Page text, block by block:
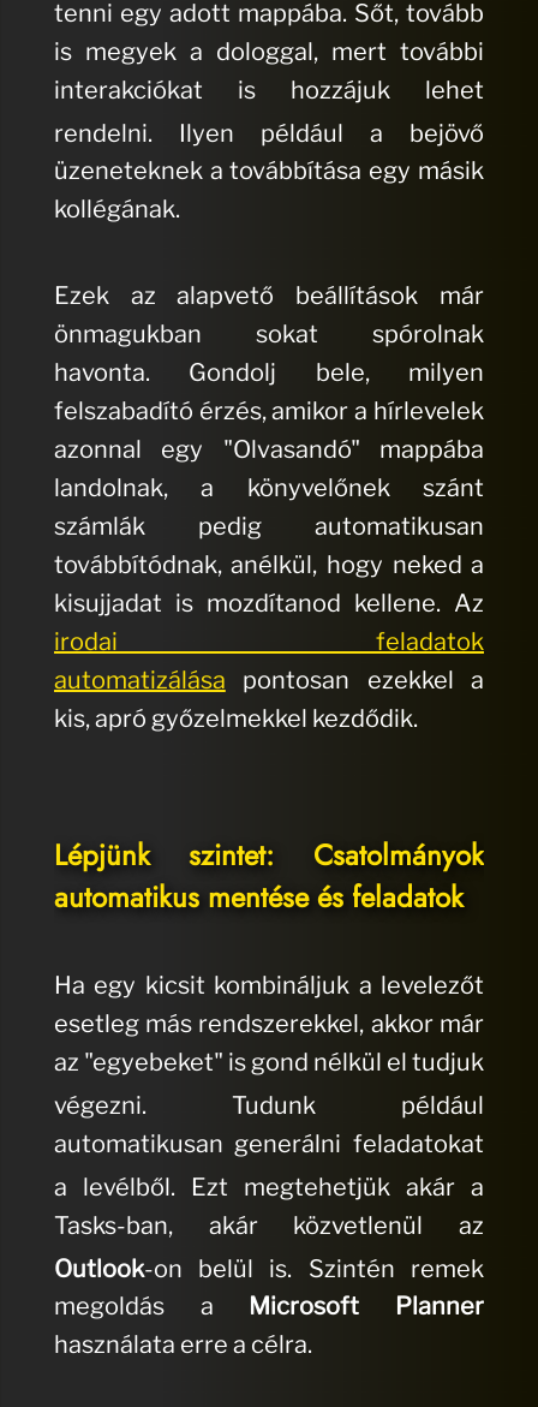
tenni egy adott mappába. Sőt, tovább
is megyek a dologgal, mert további
interakciókat is hozzájuk lehet
rendelni. Ilyen például a bejövő
üzeneteknek a továbbítása egy másik
kollégának.
Ezek az alapvető beállítások már
önmagukban sokat spórolnak
havonta. Gondolj bele, milyen
felszabadító érzés, amikor a hírlevelek
azonnal egy "Olvasandó" mappába
landolnak, a könyvelőnek szánt
számlák pedig automatikusan
továbbítódnak, anélkül, hogy neked a
kisujjadat is mozdítanod kellene. Az
irodai feladatok
automatizálása pontosan ezekkel a
kis, apró győzelmekkel kezdődik.
Lépjünk szintet: Csatolmányok
automatikus mentése és feladatok
Ha egy kicsit kombináljuk a levelezőt
esetleg más rendszerekkel, akkor már
az "egyebeket" is gond nélkül el tudjuk
végezni. Tudunk például
automatikusan generálni feladatokat
a levélből. Ezt megtehetjük akár a
Tasks-ban, akár közvetlenül az
Outlook-on belül is. Szintén remek
megoldás a Microsoft Planner
használata erre a célra.